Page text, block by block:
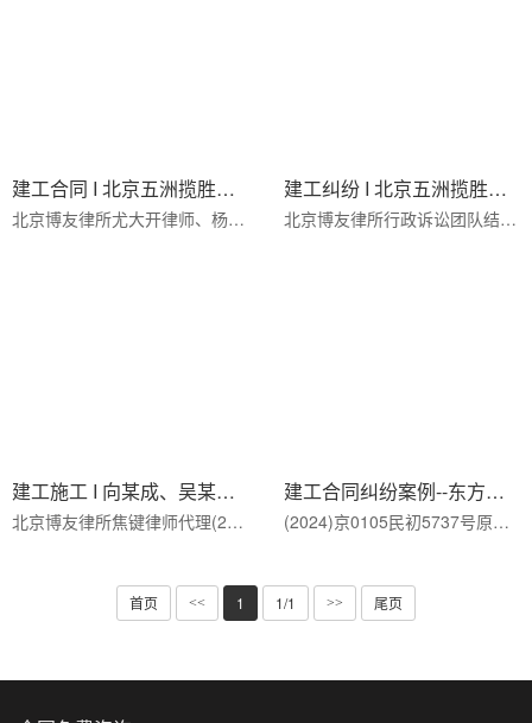
建工合同 I 北京五洲揽胜商贸有限公司与中铁建工集团建筑安装有限公司
北京博友律所尤大开律师、杨剑律师代理(2022)京0106民初18465号买卖合同纠纷案，专业处理货款追收、质量异议···
建工纠纷 I 北京五洲揽胜商贸有限公司与中铁建工集团有限公司
北京博友律所行政诉讼团队结合(2017)内0102行初41号土地行政确认案，深度解析土地权属争议处理、行政诉讼程···
建工施工 I 向某成、吴某与荆州市某某房地产开发有限公司、荆州市某某科技有限公司
北京博友律所焦键律师代理(2024)鄂10民终2540号建设工程施工合同纠纷二审案，专业处理工程款纠纷、实际施工···
建工合同纠纷案例--东方华脉VS斯普瑞斯
(2024)京0105民初5737号原告:北京东方华脉工程设计有限公司，住所地北京市海淀区紫竹院路81号院3号楼9层909···
首页 << 1 1/1 >> 尾页